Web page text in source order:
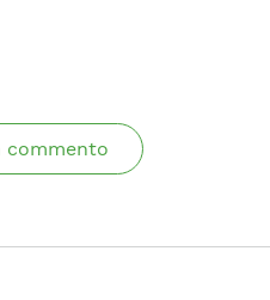
commento